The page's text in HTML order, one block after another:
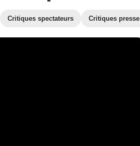
Critiques spectateurs Critiques presse